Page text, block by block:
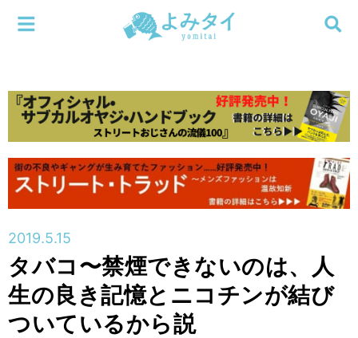
新着
連載
新刊
編集部
検索する
メニューを閉じる
2019.5.15
タバコ〜禁煙できないのは、人
生の良き記憶とニコチンが結び
ついているから説